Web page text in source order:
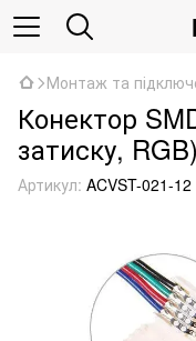
Монтаж та
Конектор
затиску, RGB)
Артикул: ACVST-021-12